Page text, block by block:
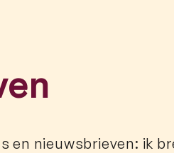
en nieuwsbrieven: ik